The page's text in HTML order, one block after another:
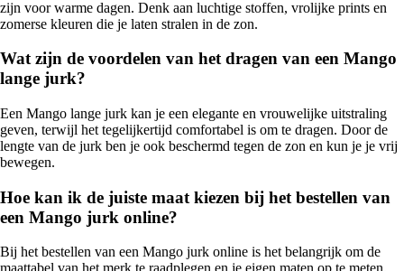
zijn voor warme dagen. Denk aan luchtige stoffen, vrolijke prints en
zomerse kleuren die je laten stralen in de zon.
Wat zijn de voordelen van het dragen van een Mango
lange jurk?
Een Mango lange jurk kan je een elegante en vrouwelijke uitstraling
geven, terwijl het tegelijkertijd comfortabel is om te dragen. Door de
lengte van de jurk ben je ook beschermd tegen de zon en kun je je vrij
bewegen.
Hoe kan ik de juiste maat kiezen bij het bestellen van
een Mango jurk online?
Bij het bestellen van een Mango jurk online is het belangrijk om de